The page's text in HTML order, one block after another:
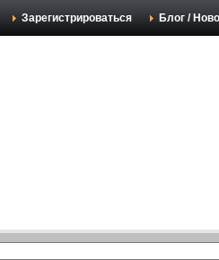
Зарегистрироваться Блог /